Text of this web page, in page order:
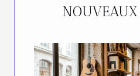
NOUVEAUX